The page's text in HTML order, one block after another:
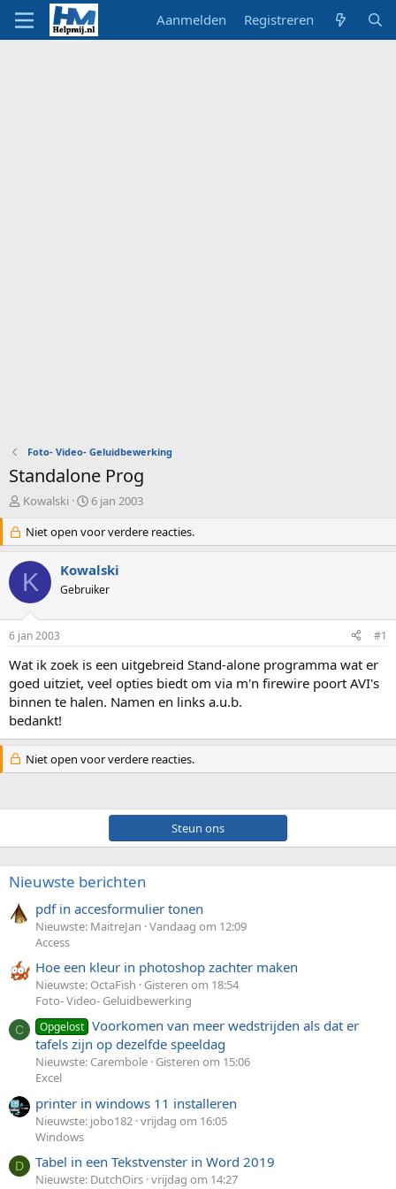
Aanmelden Registreren
Foto- Video- Geluidbewerking
Standalone Prog
O
d
e
r
w
e
s
t
a
r
t
e
r
Kowalski
S
a
r
d
a
m
6 jan 2003
Niet open voor verdere reacties.
K Kowalski
Gebruiker
6 jan 2003 #1
Wat ik zoek is een uitgebreid Stand-alone programma wat er
goed uitziet, veel opties biedt om via m'n firewire poort AVI's
binnen te halen. Namen en links a.u.b.
bedankt!
Niet open voor verdere reacties.
Steun ons
Nieuwste berichten
pdf in accesformulier tonen
Nieuwste: MaitreJan Vandaag om 12:09
Access
Hoe een kleur in photoshop zachter maken
Nieuwste: OctaFish
Gisteren om 18:54
Foto- Video- Geluidbewerking
C Opgelost Voorkomen van meer wedstrijden als dat er
tafels zijn op dezelfde speeldag
Nieuwste: Carembole Gisteren om 15:06
Excel
printer in windows 11 installeren
Nieuwste: jobo182 vrijdag om 16:05
Windows
D Tabel in een Tekstvenster in Word 2019
Nieuwste: DutchOirs vrijdag om 14:27